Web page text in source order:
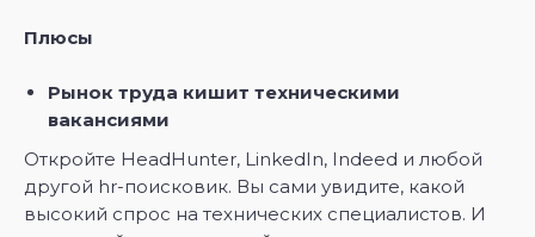
Плюсы
Рынок труда кишит техническими
вакансиями
Откройте HeadHunter, LinkedIn, Indeed и любой
другой hr-поисковик. Вы сами увидите, какой
высокий спрос на технических специалистов. И